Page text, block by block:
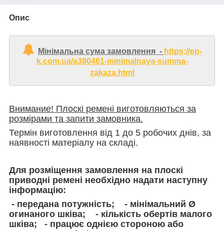
Опис
Мінімальна сума замовлення - https://ep-
k.com.ua/a380461-minimalnaya-summa-
zakaza.html
Внимание! Плоскі ремені виготовляються за
розмірами та запити замовника.
Термін виготовлення від 1 до 5 робочих днів, за
наявності матеріалу на складі.
Для розміщення замовлення на плоскі
приводні ремені необхідно надати наступну
інформацію:
- передана потужність; - мінімальний Ø
огинаного шківа; - кількість обертів малого
шківа; - працює однією стороною або